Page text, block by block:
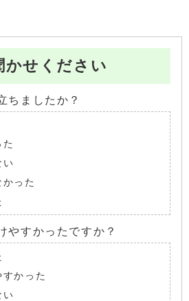
かせください
ちましたか？
い
った
やすかったですか？
かった
い